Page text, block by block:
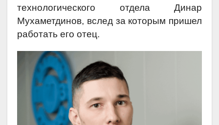
технологического отдела Динар
Мухаметдинов, вслед за которым пришел
работать его отец.